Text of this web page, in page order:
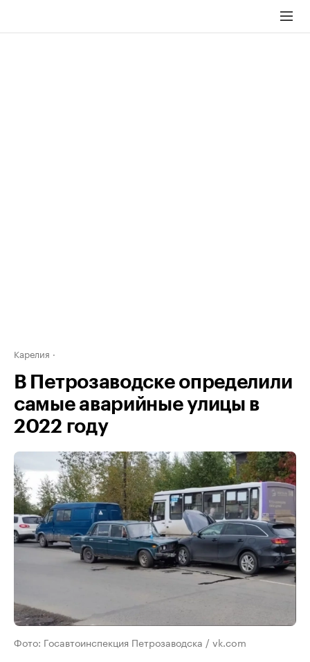
Карелия
В Петрозаводске определили
самые аварийные улицы в
2022 году
Фото: Госавтоинспекция Петрозаводска / vk.com